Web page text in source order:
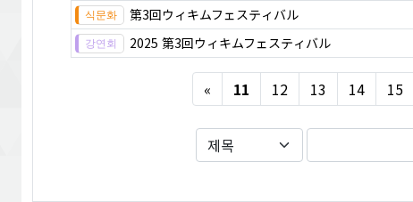
第3回ウィキムフェスティバル
2025 第3回ウィキムフェスティバル
« Previous
11 12 13 14 15